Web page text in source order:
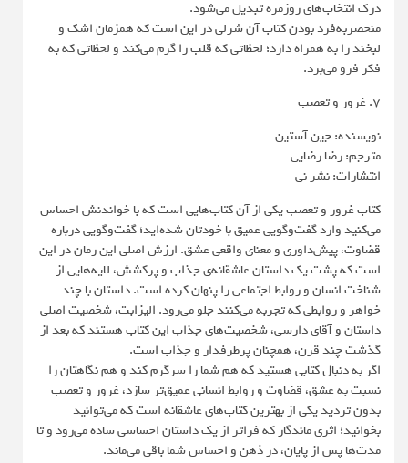
درک انتخاب‌های روزمره تبدیل می‌شود.
منحصر‌به‌فرد بودن کتاب آن شرلی در این است که همزمان اشک و
لبخند را به همراه دارد؛ لحظاتی که قلب را گرم می‌کند و لحظاتی که به
فکر فرو می‌برد.
7. غرور و تعصب
نویسنده: جین آستین
مترجم: رضا رضایی
انتشارات: نشر نی
کتاب غرور و تعصب یکی از آن کتاب‌هایی است که با خواندنش احساس
می‌کنید وارد گفت‌وگویی عمیق با خودتان شده‌اید؛ گفت‌وگویی درباره
قضاوت، پیش‌داوری و معنای واقعی عشق. ارزش اصلی این رمان در این
است که پشت یک داستان عاشقانه‌ی جذاب و پرکشش، لایه‌هایی از
شناخت انسان و روابط اجتماعی را پنهان کرده است. داستان با چند
خواهر و روابطی که تجربه می‌کنند جلو می‌رود. الیزابت، شخصیت اصلی
داستان و آقای دارسی، شخصیت‌های جذاب این کتاب هستند که بعد از
گذشت چند قرن، همچنان پرطرفدار و جذاب است.
اگر به دنبال کتابی هستید که هم شما را سرگرم کند و هم نگاهتان را
نسبت به عشق، قضاوت و روابط انسانی عمیق‌تر سازد، غرور و تعصب
بدون تردید یکی از بهترین کتاب‌های عاشقانه‌ است که می‌توانید
بخوانید؛ اثری ماندگار که فراتر از یک داستان احساسی ساده می‌رود و تا
مدت‌ها پس از پایان، در ذهن و احساس شما باقی می‌ماند.